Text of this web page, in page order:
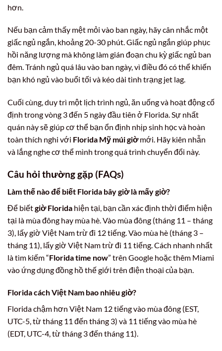
hơn.
Nếu bạn cảm thấy mệt mỏi vào ban ngày, hãy cân nhắc một
giấc ngủ ngắn, khoảng 20-30 phút. Giấc ngủ ngắn giúp phục
hồi năng lượng mà không làm gián đoạn chu kỳ giấc ngủ ban
đêm. Tránh ngủ quá lâu vào ban ngày, vì điều đó có thể khiến
bạn khó ngủ vào buổi tối và kéo dài tình trạng jet lag.
Cuối cùng, duy trì một lịch trình ngủ, ăn uống và hoạt động cố
định trong vòng 3 đến 5 ngày đầu tiên ở Florida. Sự nhất
quán này sẽ giúp cơ thể bạn ổn định nhịp sinh học và hoàn
toàn thích nghi với Florida Mỹ múi giờmới. Hãy kiên nhẫn
và lắng nghe cơ thể mình trong quá trình chuyển đổi này.
Câu hỏi thường gặp (FAQs)
Làm thế nào để biết Florida bây giờ là mấy giờ?
Để biếtgiờ Florida hiện tại, bạn cần xác định thời điểm hiện
tại là mùa đông hay mùa hè. Vào mùa đông (tháng 11 – tháng
3), lấy giờ Việt Nam trừ đi 12 tiếng. Vào mùa hè (tháng 3 –
tháng 11), lấy giờ Việt Nam trừ đi 11 tiếng. Cách nhanh nhất
là tìm kiếm “Florida time now” trên Google hoặc thêm Miami
vào ứng dụng đồng hồ thế giới trên điện thoại của bạn.
Florida cách Việt Nam bao nhiêu giờ?
Florida chậm hơn Việt Nam 12 tiếng vào mùa đông (EST,
UTC-5, từ tháng 11 đến tháng 3) và 11 tiếng vào mùa hè
(EDT, UTC-4, từ tháng 3 đến tháng 11).